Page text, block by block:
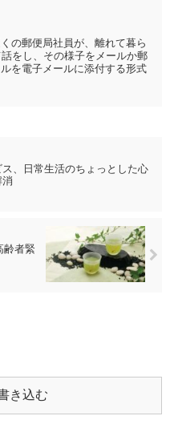
の郵便局社員が、離れて暮ら
をし、その様子をメールか郵
を電子メールに添付する形式
ス、日常生活のちょっとした心
齢者緊
き込む